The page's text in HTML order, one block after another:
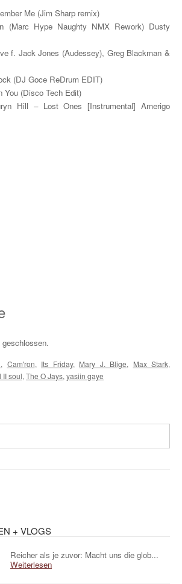
Me (Jim Sharp remix)
(Marc Hype Naughty NMX Rework) Dusty
f. Jack Jones (Audessey), Greg Blackman &
(DJ Goce ReDrum EDIT)
You (Disco Tech Edit)
Hill – Lost Ones [Instrumental] Amerigo
, Cam'ron, Its Friday, Mary J. Blige, Max Stark,
II soul, The O Jays, yasiin gaye
+ VLOGS
Reicher als je zuvor: Macht uns die glob...
Weiterlesen